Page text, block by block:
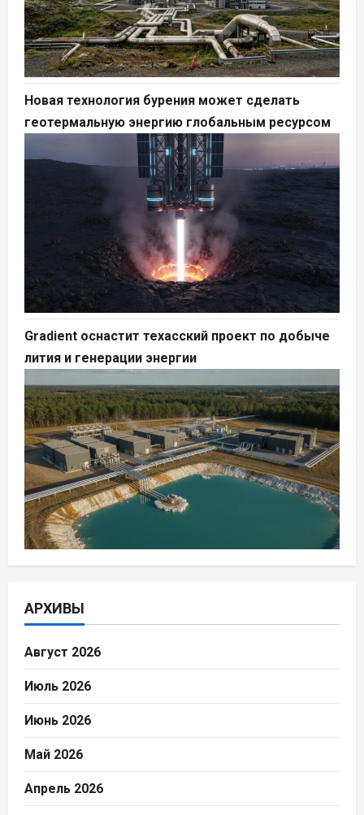
Новая технология бурения может сделать
геотермальную энергию глобальным ресурсом
Gradient оснастит техасский проект по добыче
лития и генерации энергии
АРХИВЫ
Август 2026
Июль 2026
Июнь 2026
Май 2026
Апрель 2026